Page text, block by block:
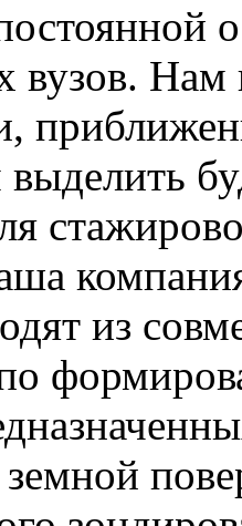
вузов. Нам
выделить
из